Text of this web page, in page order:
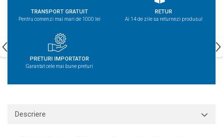
TRANSPORT GRATUIT
Pentru comenzi mai mari de 1000 lei
RETUR
Ai 14 de zile sa returnezi produsul
PRETURI IMPORTATOR
Garantat cele mai bune preturi
Descriere